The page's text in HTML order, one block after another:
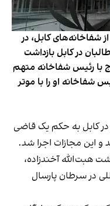
در یکی از شفاخانه‌های کابل، در
طالبان در کابل بازداشت
با رئیس شفاخانه متهم
شفاخانه او را با موتر
در کابل به حکم یک قاضی
این مجازات اجرا شد.
هبت‌الله آخندزاده،
در سرطان پارسال